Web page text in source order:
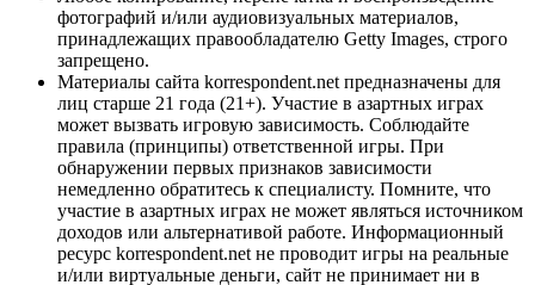
фотографий и/или аудиовизуальных материалов,
принадлежащих правообладателю Getty Images, строго
запрещено.
Материалы сайта korrespondent.net предназначены для
лиц старше 21 года (21+). Участие в азартных играх
может вызвать игровую зависимость. Соблюдайте
правила (принципы) ответственной игры. При
обнаружении первых признаков зависимости
немедленно обратитесь к специалисту. Помните, что
участие в азартных играх не может являться источником
доходов или альтернативой работе. Информационный
ресурс korrespondent.net не проводит игры на реальные
и/или виртуальные деньги, сайт не принимает ни в